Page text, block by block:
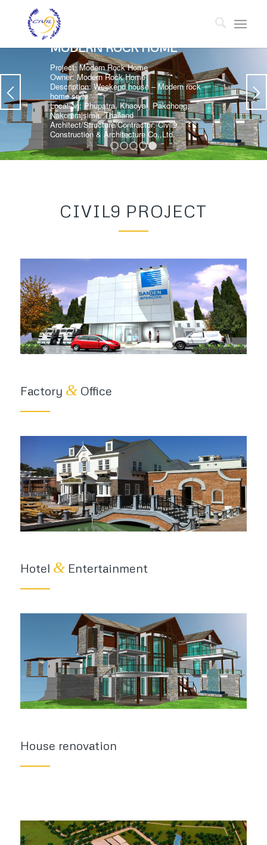
MODERN ROCK HOME
Project: Modern Rock Home
Owner: Modern Rock Home
Description: Weekend house – Modern rock
home sryle
Location: Phupatra, Khaoyai, Pakchong,
Nakornrajsima, Thailand
Architect/Structure/Contractor: Civil9
Construction & Architecture Co.,Ltd.
1 2 3 4 5
CIVIL9 PROJECT
Factory &Office
Hotel &Entertainment
House renovation